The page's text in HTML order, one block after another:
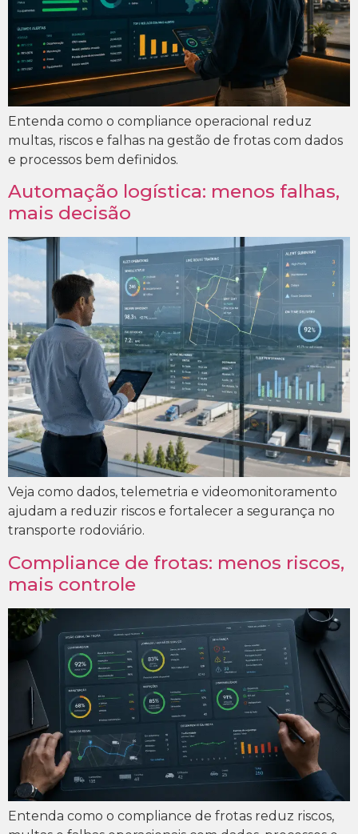
Entenda como o compliance operacional reduz
multas, riscos e falhas na gestão de frotas com dados
e processos bem definidos.
Automação logística: menos falhas,
mais decisão
Veja como dados, telemetria e videomonitoramento
ajudam a reduzir riscos e fortalecer a segurança no
transporte rodoviário.
Compliance de frotas: menos riscos,
mais controle
Entenda como o compliance de frotas reduz riscos,